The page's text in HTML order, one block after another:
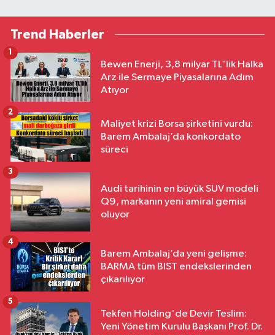
Trend Haberler
Bewen Enerji, 3,8 milyar TL'lik Halka
Arz ile Sermaye Piyasalarına Adım
Atıyor
1
Maliyet krizi Borsa şirketini vurdu:
Barem Ambalaj’da konkordato
süreci
2
Audi tarihinin en büyük SUV modeli
Q9, markanın yeni amiral gemisi
oluyor
3
Barem Ambalaj’da yeni gelişme:
BARMA tüm BIST endekslerinden
çıkarılıyor
4
Tekfen Holding'de Devir Teslim:
Yeni Yönetim Kurulu Başkanı Prof. Dr.
5